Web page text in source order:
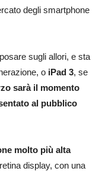
degli smartphone
sugli allori, e sta
o iPad 3, se
sarà il momento
al pubblico
molto più alta
display, con una